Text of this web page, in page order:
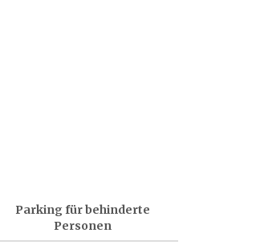
Parking für behinderte
Personen